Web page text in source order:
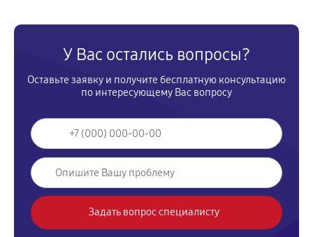
У Вас остались вопросы?
Оставьте заявку и получите бесплатную консультацию
по интересующему Вас вопросу